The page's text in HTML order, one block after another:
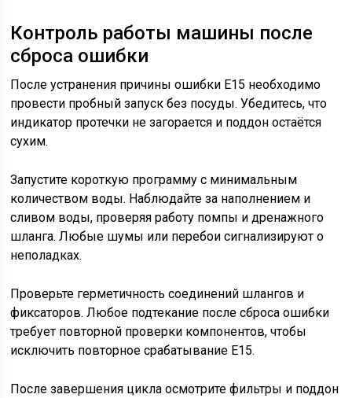
Контроль работы машины после
сброса ошибки
После устранения причины ошибки E15 необходимо
провести пробный запуск без посуды. Убедитесь, что
индикатор протечки не загорается и поддон остаётся
сухим.
Запустите короткую программу с минимальным
количеством воды. Наблюдайте за наполнением и
сливом воды, проверяя работу помпы и дренажного
шланга. Любые шумы или перебои сигнализируют о
неполадках.
Проверьте герметичность соединений шлангов и
фиксаторов. Любое подтекание после сброса ошибки
требует повторной проверки компонентов, чтобы
исключить повторное срабатывание E15.
После завершения цикла осмотрите фильтры и поддон